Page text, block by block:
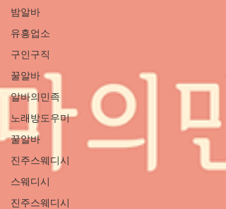
밤알바
유흥업소
구인구직
꿀알바
알바의민족
노래방도우미
꿀알바
진주스웨디시
스웨디시
진주스웨디시